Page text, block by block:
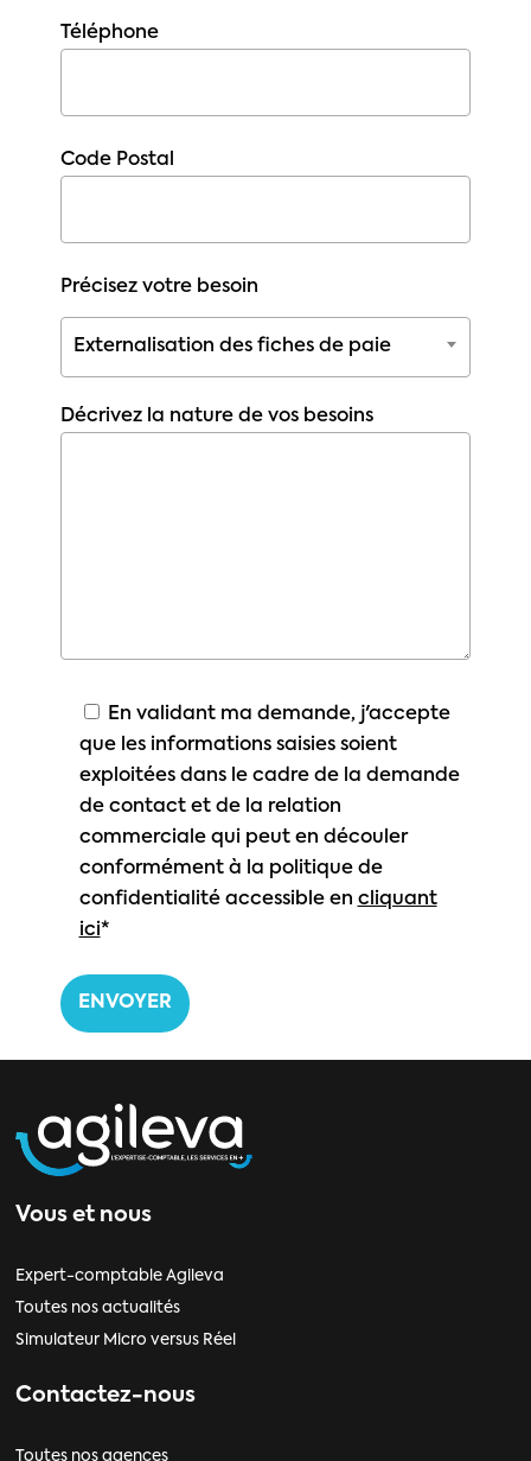
Téléphone
Code Postal
Précisez votre besoin
Externalisation des fiches de paie
Décrivez la nature de vos besoins
En validant ma demande, j'accepte
que les informations saisies soient
exploitées dans le cadre de la demande
de contact et de la relation
commerciale qui peut en découler
conformément à la politique de
confidentialité accessible en cliquant
ici*
Vous et nous
Expert-comptable Agileva
Toutes nos actualités
Simulateur Micro versus Réel
Contactez-nous
Toutes nos agences